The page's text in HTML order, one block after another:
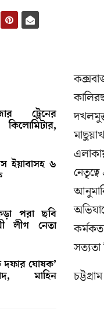
ট্রেনের
ইয়াবাসহ ৬
পরা ছবি
লীগ নেতা
দফার ঘোষক’
মাহিন
সত্যতা